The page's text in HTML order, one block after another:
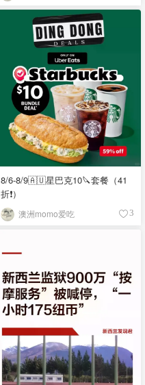
8/6-8/9🇦🇺星巴克10🔪套餐（41
折❗）
澳洲momo爱吃 3